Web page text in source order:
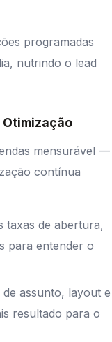
programadas
nutrindo o lead
Otimização
mensurável —
contínua
taxas de abertura,
para entender o
assunto, layout e
resultado para o